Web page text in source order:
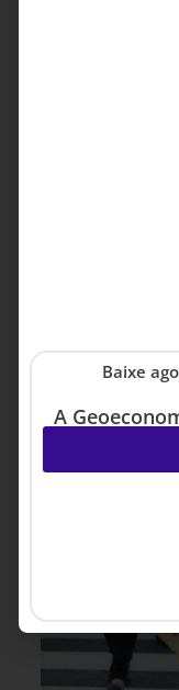
mostra como
psicológica e
diretamente a
inovar,
Maria Augusta
Palestrante, TEDx
Consultora
Baixe
A